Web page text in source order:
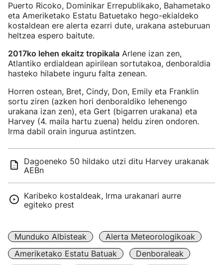
Puerto Ricoko, Dominikar Errepublikako, Bahametako
eta Ameriketako Estatu Batuetako hego-ekialdeko
kostaldean ere alerta ezarri dute, urakana asteburuan
heltzea espero baitute.
2017ko lehen ekaitz tropikala Arlene izan zen,
Atlantiko erdialdean apirilean sortutakoa, denboraldia
hasteko hilabete inguru falta zenean.
Horren ostean, Bret, Cindy, Don, Emily eta Franklin
sortu ziren (azken hori denboraldiko lehenengo
urakana izan zen), eta Gert (bigarren urakana) eta
Harvey (4. maila hartu zuena) heldu ziren ondoren.
Irma dabil orain ingurua astintzen.
Dagoeneko 50 hildako utzi ditu Harvey urakanak
AEBn
Karibeko kostaldeak, Irma urakanari aurre
egiteko prest
Munduko Albisteak
Alerta Meteorologikoak
Ameriketako Estatu Batuak
Denboraleak